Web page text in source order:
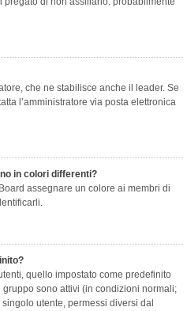
che ne stabilisce anche il leader. Se
l’amministratore via posta elettronica
in colori differenti?
assegnare un colore ai membri di
quello impostato come predefinito
sono attivi (in condizioni normali;
utente, permessi diversi dal